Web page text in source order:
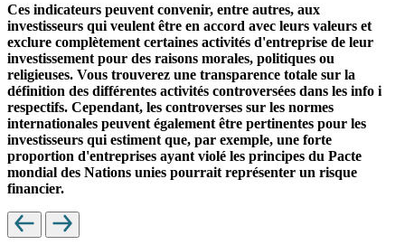
Ces indicateurs peuvent convenir, entre autres, aux
investisseurs qui veulent être en accord avec leurs valeurs et
exclure complètement certaines activités d'entreprise de leur
investissement pour des raisons morales, politiques ou
religieuses. Vous trouverez une transparence totale sur la
définition des différentes activités controversées dans les info i
respectifs. Cependant, les controverses sur les normes
internationales peuvent également être pertinentes pour les
investisseurs qui estiment que, par exemple, une forte
proportion d'entreprises ayant violé les principes du Pacte
mondial des Nations unies pourrait représenter un risque
financier.